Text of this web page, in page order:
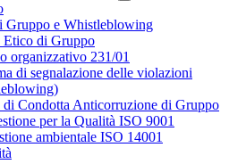
Gruppo e Whistleblowing
Etico di Gruppo
organizzativo 231/01
di segnalazione delle violazioni
di Condotta Anticorruzione di Gruppo
per la Qualità ISO 9001
ambientale ISO 14001